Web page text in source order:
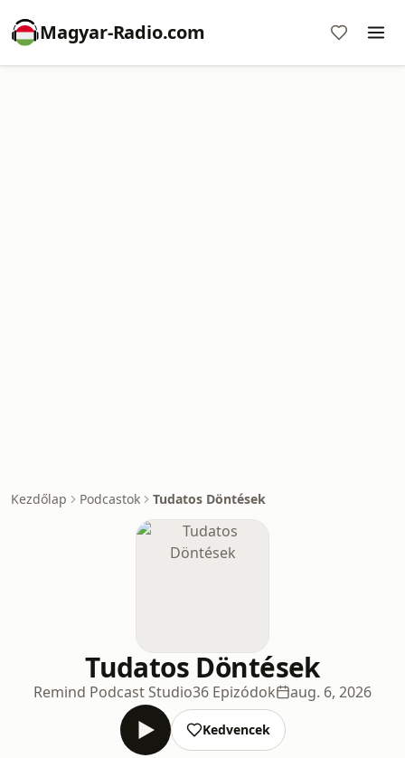
Magyar-Radio.com
Kezdőlap Podcastok Tudatos Döntések
Tudatos Döntések
Remind Podcast Studio36 Epizódok aug. 6, 2026
Kedvencek